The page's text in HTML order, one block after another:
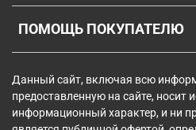
ПОМОЩЬ ПОКУПАТЕЛЮ
Данный сайт, включая всю
предоставленную на сайте, носит
информационный характер, и ни